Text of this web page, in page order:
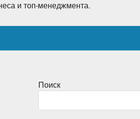
и топ-менеджмента.
Поиск